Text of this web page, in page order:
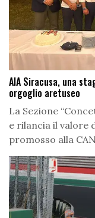
AIA Siracusa, una
orgoglio aretuseo
La Sezione
e rilancia il valore
promosso alla